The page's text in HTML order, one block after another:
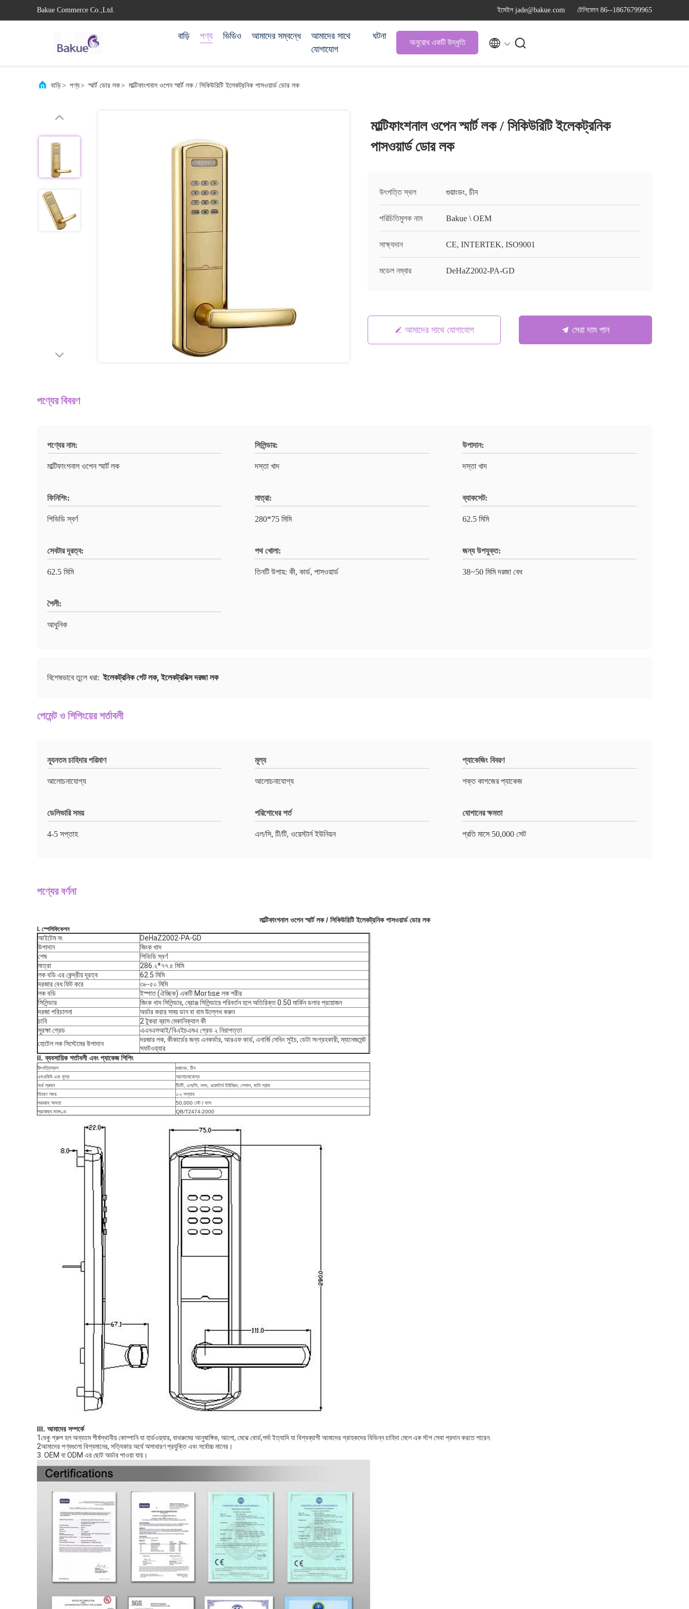
Bakue Commerce Co.,Ltd. ইমেইল jade@bakue.com টেলিফোন 86--18676799965
বাড়ি পণ্য ভিডিও আমাদের সম্বন্ধে
আমাদের সাথে
যোগাযোগ
ঘটনা
অনুরোধ একটি উদ্ধৃতি  
বাড়ি> পণ্য> স্মার্ট ডোর লক> মাল্টিফাংশনাল ওপেন স্মার্ট লক / সিকিউরিটি ইলেকট্রনিক পাসওয়ার্ড ডোর লক
মাল্টিফাংশনাল ওপেন স্মার্ট লক / সিকিউরিটি ইলেকট্রনিক
পাসওয়ার্ড ডোর লক
উৎপত্তি স্থল গুয়াংডং, চীন
পরিচিতিমুলক নাম Bakue \ OEM
সাক্ষ্যদান CE, INTERTEK, ISO9001
মডেল নম্বার DeHaZ2002-PA-GD
আমাদের সাথে যোগাযোগ সেরা দাম পান
পণ্যের বিবরণ
পণ্যের নাম:
মাল্টিফাংশনাল ওপেন স্মার্ট লক
সিলিন্ডার:
দস্তা খাদ
উপাদান:
দস্তা খাদ
ফিনিশিং:
পিভিডি স্বর্ণ
মাত্রা:
280*75 মিমি
ব্যাকসেট:
62.5 মিমি
সেবটার দূরত্ব:
62.5 মিমি
পথ খোলা:
তিনটি উপায়: কী, কার্ড, পাসওয়ার্ড
জন্য উপযুক্ত:
38~50 মিমি দরজা বেধ
শৈলী:
আধুনিক
বিশেষভাবে তুলে ধরা: ইলেকট্রনিক গেট লক,ইলেকট্রনিক্স দরজা লক
পেমেন্ট ও শিপিংয়ের শর্তাবলী
ন্যূনতম চাহিদার পরিমাণ
আলোচনাযোগ্য
মূল্য
আলোচনাযোগ্য
প্যাকেজিং বিবরণ
শক্ত কাগজের প্যাকেজ
ডেলিভারি সময়
4-5 সপ্তাহ
পরিশোধের শর্ত
এল/সি, টি/টি, ওয়েস্টার্ন ইউনিয়ন
যোগানের ক্ষমতা
প্রতি মাসে 50,000 সেট
পণ্যের বর্ণনা
মাল্টিফাংশনাল ওপেন স্মার্ট লক / সিকিউরিটি ইলেকট্রনিক পাসওয়ার্ড ডোর লক
I. স্পেসিফিকেশন
আইটেম নং
DeHaZ2002-PA-GD
উপাদান
জিংক খাদ
শেষ
পিভিডি স্বর্ণ
মাত্রা
286.২*৭৭.৫ মিমি
লক বডি এর কেন্দ্রীয় দূরত্ব
62.5 মিমি
দরজার বেধ ফিট করে
৩৮-৫০ মিমি
লক বডি
ইস্পাত (ঐচ্ছিক) একটি Mortise লক শরীর
সিলিন্ডার
জিংক খাদ সিলিন্ডার, ব্রোঞ্জ সিলিন্ডারে পরিবর্তন হলে অতিরিক্ত 0.50 মার্কিন ডলার প্রয়োজন
দরজা পরিচালনা
অর্ডার করার সময় ডান বা বাম উল্লেখ করুন
চাবি
2 টুকরা ব্রাস মেকানিক্যাল কী
সুরক্ষা গ্রেড
এএনএসআই/বিএইচএমএ গ্রেড ২ নিরাপত্তা
হোটেল লক সিস্টেমের উপাদান
দরজার লক, কীকার্ডের জন্য এনকর্ডার, আরএফ কার্ড, এনার্জি সেভিং সুইচ, ডেটা সংগ্রহকারী, ম্যানেজমেন্ট
সফটওয়্যার
II. ব্যবসায়িক শর্তাবলী এবং প্যাকেজ শিপিং
উৎপত্তিস্থল
গুয়াংডং, চীন
এমওকিউ এবং মূল্য
আলোচনাযোগ্য
অর্থ প্রদান
টি/টি, এল/সি, নগদ, ওয়েস্টার্ন ইউনিয়ন, পেপাল, মানি গ্রাম
বিতরণ সময়
১-২ সপ্তাহ
সরবরাহ ক্ষমতা
50,000 সেট / মাস
প্রযোজ্য মানদণ্ড
QB/T2474-2000
III. আমাদের সম্পর্কে
1বেকু গ্রুপ হল অন্যতম শীর্ষস্থানীয় কোম্পানি যা হার্ডওয়্যার, বাথরুমের আনুষাঙ্গিক, আলো, মেঝে বোর্ড,পর্দা ইত্যাদি যা বিশ্বব্যাপী আমাদের গ্রাহকদের বিভিন্ন চাহিদা মেলে এক স্টপ সেবা প্রদান করতে পারেন.
2আমাদের পণ্যগুলো বিশ্বমানের, সত্যিকার অর্থে অসাধারণ প্রযুক্তি এবং সর্বোচ্চ মানের।
3. OEM বা ODM এর ছোট অর্ডার পাওয়া যায়।